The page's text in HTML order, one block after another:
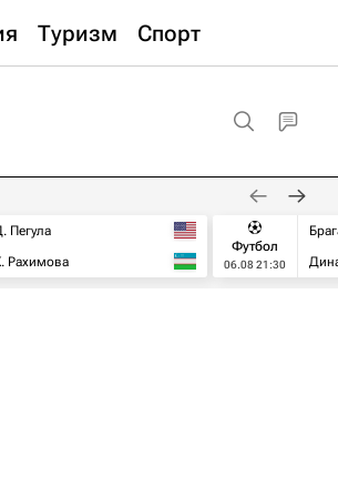
Туризм Спорт
Пегула
Рахимова
Футбол
06.08 21:30